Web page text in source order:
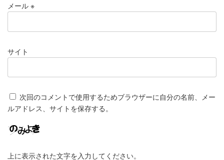
メール ※
サイト
次回のコメントで使用するためブラウザーに自分の名前、メー
ルアドレス、サイトを保存する。
上に表示された文字を入力してください。